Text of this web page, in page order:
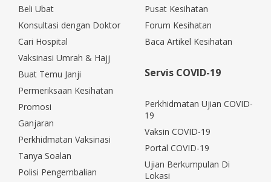
Beli Ubat
Konsultasi dengan Doktor
Cari Hospital
Vaksinasi Umrah & Hajj
Buat Temu Janji
Permeriksaan Kesihatan
Promosi
Ganjaran
Perkhidmatan Vaksinasi
Tanya Soalan
Polisi Pengembalian
Pusat Kesihatan
Forum Kesihatan
Baca Artikel Kesihatan
Servis COVID-19
Perkhidmatan Ujian COVID-
19
Vaksin COVID-19
Portal COVID-19
Ujian Berkumpulan Di
Lokasi